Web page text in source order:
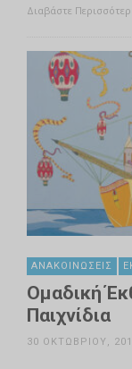
Διαβάστε
ΑΝΑΚΟΙΝΏΣΕΙΣ
Ομαδική
Παιχνίδια
30 ΟΚΤΩΒΡΊΟΥ,